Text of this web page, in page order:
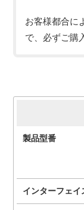
お客様都合に
で、必ずご購
製品型番
インターフェイ